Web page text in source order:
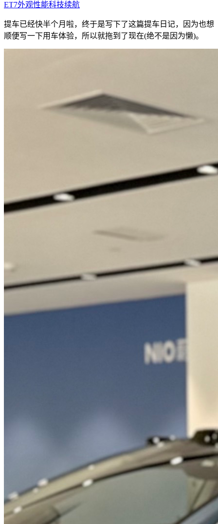
ET7外观性能科技续航
提车已经快半个月啦，终于是写下了这篇提车日记，因为也想
顺便写一下用车体验，所以就拖到了现在(绝不是因为懒)。